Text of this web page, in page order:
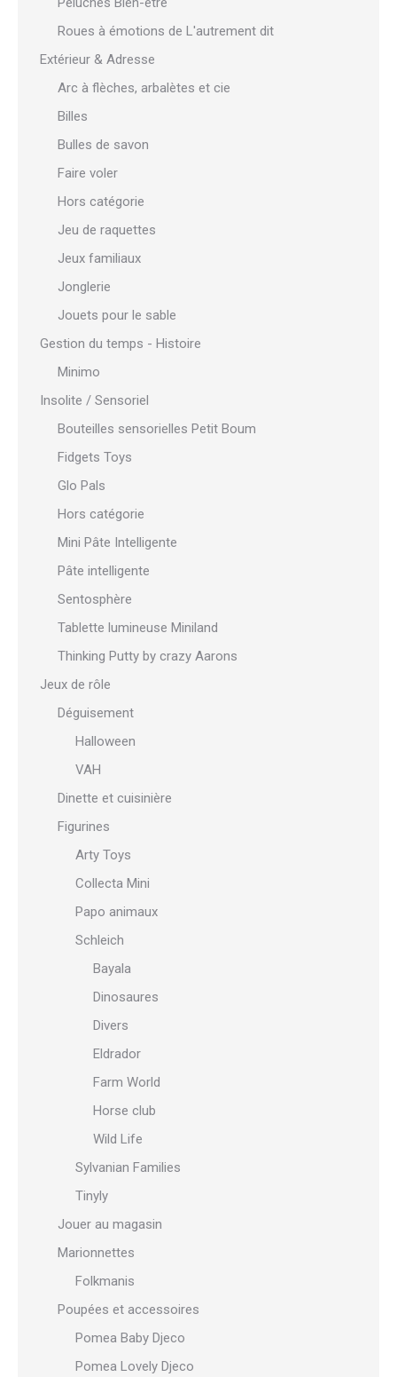
Roues à émotions de L'autrement dit
Extérieur & Adresse
Arc à flèches, arbalètes et cie
Billes
Bulles de savon
Faire voler
Hors catégorie
Jeu de raquettes
Jeux familiaux
Jonglerie
Jouets pour le sable
Gestion du temps - Histoire
Minimo
Insolite / Sensoriel
Bouteilles sensorielles Petit Boum
Fidgets Toys
Glo Pals
Hors catégorie
Mini Pâte Intelligente
Pâte intelligente
Sentosphère
Tablette lumineuse Miniland
Thinking Putty by crazy Aarons
Jeux de rôle
Déguisement
Halloween
VAH
Dinette et cuisinière
Figurines
Arty Toys
Collecta Mini
Papo animaux
Schleich
Bayala
Dinosaures
Divers
Eldrador
Farm World
Horse club
Wild Life
Sylvanian Families
Tinyly
Jouer au magasin
Marionnettes
Folkmanis
Poupées et accessoires
Pomea Baby Djeco
Pomea Lovely Djeco